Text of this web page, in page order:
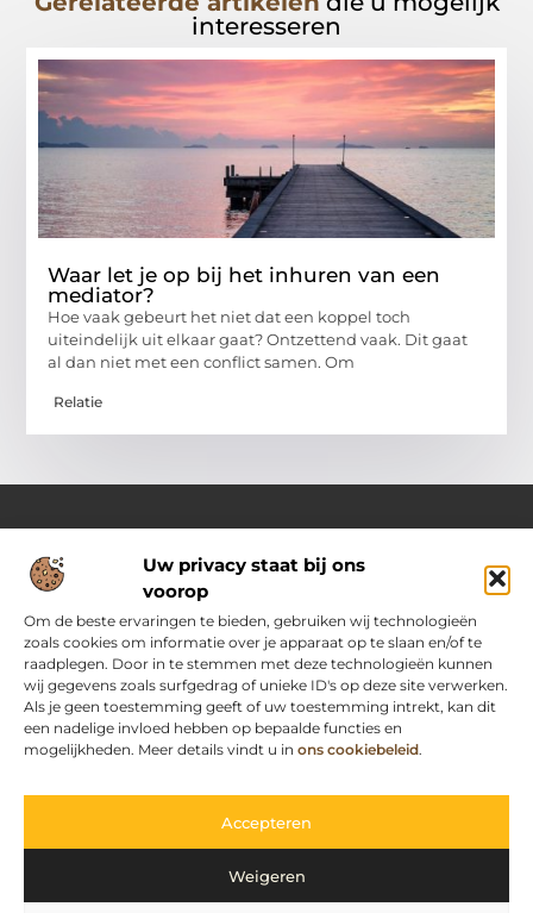
Uw privacy staat bij ons
voorop
Om de beste ervaringen te bieden, gebruiken wij technologieën
zoals cookies om informatie over je apparaat op te slaan en/of te
raadplegen. Door in te stemmen met deze technologieën kunnen
wij gegevens zoals surfgedrag of unieke ID's op deze site verwerken.
Als je geen toestemming geeft of uw toestemming intrekt, kan dit
een nadelige invloed hebben op bepaalde functies en
mogelijkheden. Meer details vindt u in ons cookiebeleid.
Accepteren
Weigeren
interesseren
Waar let je op bij het inhuren van een
mediator?
Hoe vaak gebeurt het niet dat een koppel toch
uiteindelijk uit elkaar gaat? Ontzettend vaak. Dit gaat
al dan niet met een conflict samen. Om
Relatie
Over Passievoorinternet
Jouw bron voor frisse ideeën en handige tips
Laat je inspireren door een gevarieerde selectie aan blogs en
artikelen vol praktische adviezen, slimme inzichten en
motiverende verhalen die je dagelijks leven nét dat beetje
makkelijker en leuker maken.
Main Links
Bericht categorie